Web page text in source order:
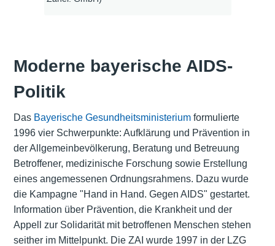
Moderne bayerische AIDS-
Politik
Das Bayerische Gesundheitsministeriumformulierte
1996 vier Schwerpunkte: Aufklärung und Prävention in
der Allgemeinbevölkerung, Beratung und Betreuung
Betroffener, medizinische Forschung sowie Erstellung
eines angemessenen Ordnungsrahmens. Dazu wurde
die Kampagne "Hand in Hand. Gegen AIDS" gestartet.
Information über Prävention, die Krankheit und der
Appell zur Solidarität mit betroffenen Menschen stehen
seither im Mittelpunkt. Die ZAI wurde 1997 in der LZG